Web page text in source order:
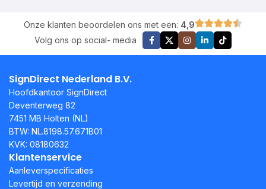
Onze klanten beoordelen ons met een: 4,9
Volg ons op social- media
SignDirect Nederland B.V.
Hoofdkantoor SignDirect
Deventerweg 82
7451 MB Holten (NL)
BTW: NL.8198.57.671B01
KVK: 08180632
Klantenservice
Aanleverspecificaties
Levertijd en verzending